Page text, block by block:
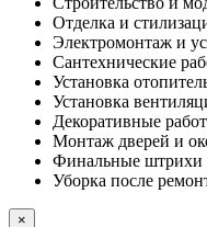
Отделка и
Электромонтаж и
Сантехнические
Установка
Установка
Декоративные
Монтаж дверей и
Финальные штрихи
Уборка после
×